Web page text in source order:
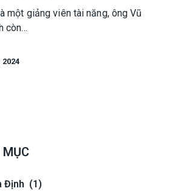
một giảng viên tài năng, ông Vũ
còn…
2024
MỤC
Định (1)